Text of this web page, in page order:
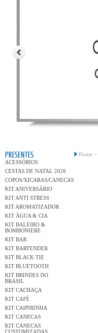
PRESENTES
ACESSÓRIOS
CESTAS DE NATAL 2026
COPOS/XICARAS/CANECAS
KIT ANIVERSÁRIO
KIT ANTI STRESS
KIT AROMATIZADOR
KIT ÁGUA & CIA
KIT BALEIRO &
BOMBONIERE
KIT BAR
KIT BARTENDER
KIT BLACK TIE
KIT BLUETOOTH
KIT BRINDES DO
BRASIL
KIT CACHAÇA
KIT CAFÉ
KIT CAIPIRINHA
KIT CANECAS
KIT CANECAS
CUSTOMIZADAS
Home >